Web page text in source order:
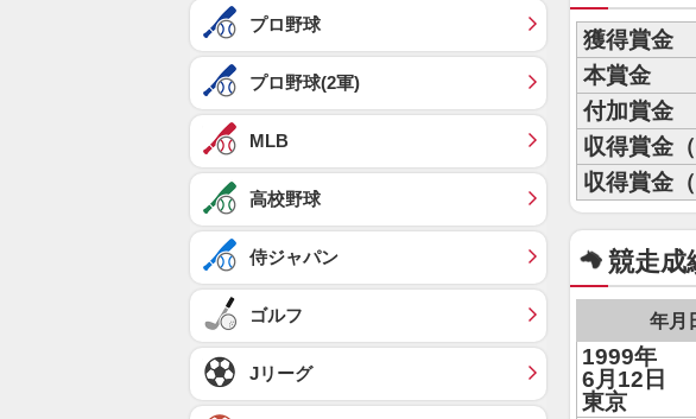
獲得賞金
本賞金
付加賞金
収得賞金（
収得賞金（
競走成
年月
1999年
6月12日
東京
プロ野球
プロ野球(2軍)
MLB
高校野球
侍ジャパン
ゴルフ
Jリーグ